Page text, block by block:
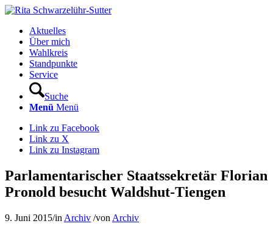
Aktuelles
Über mich
Wahlkreis
Standpunkte
Service
Suche
Menü Menü
Link zu Facebook
Link zu X
Link zu Instagram
Parlamentarischer Staatssekretär Florian
Pronold besucht Waldshut-Tiengen
9. Juni 2015/in Archiv /von Archiv